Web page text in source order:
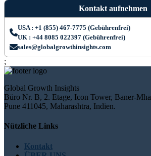
Kontakt aufnehmen
USA : +1 (855) 467-7775 (Gebührenfrei)
UK : +44 8085 022397 (Gebührenfrei)
sales@globalgrowthinsights.com
;
Global Growth Insights
Büro Nr. B, 2. Etage, Icon Tower, Baner-
Pune 411045, Maharashtra, Indien.
Nützliche Links
Kontakt